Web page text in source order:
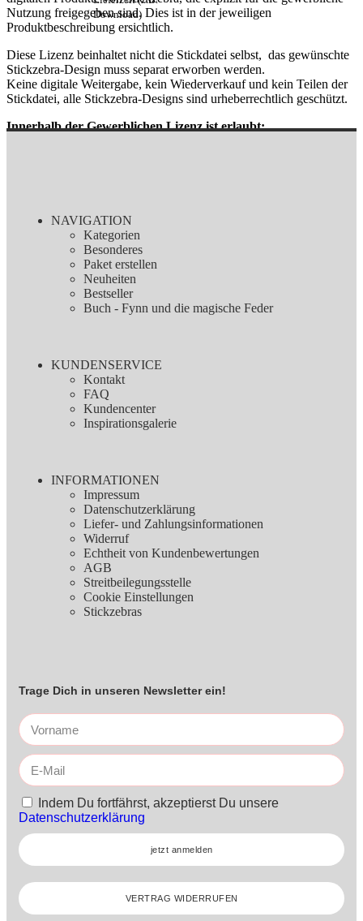
Nutzung freigegeben sind. Dies ist in der jeweiligen
Produktbeschreibung ersichtlich.
Diese Lizenz beinhaltet nicht die Stickdatei selbst, das gewünschte
Stickzebra-Design muss separat erworben werden.
Keine digitale Weitergabe, kein Wiederverkauf und kein Teilen der
Stickdatei, alle Stickzebra-Designs sind urheberrechtlich geschützt.
Innerhalb der Gewerblichen Lizenz ist erlaubt:
sollen.
Innerhalb der Gewerblichen Lizenz ist nicht erlaubt:
Verkauf und verschenken des digitalen Produkts.
Sämtliche Änderungen an den Stickdateien sind verboten.
Nutzung des Designs für jegliche andere Maschinen wie z. B.
wir uns gezwungen, anwaltlich dagegen vorzugehen.
Sämtliche Verwendung unserer Stickzebradesigns erfolgt in eigener
Verantwortung und Stickzebra übernimmt keinerlei Haftung für
Schäden in aller Art.
Download)
NAVIGATION
Kategorien
Besonderes
Paket erstellen
Neuheiten
Bestseller
Buch - Fynn und die magische Feder
KUNDENSERVICE
Kontakt
FAQ
Kundencenter
Inspirationsgalerie
INFORMATIONEN
Impressum
Datenschutzerklärung
Liefer- und Zahlungsinformationen
Widerruf
Echtheit von Kundenbewertungen
AGB
Streitbeilegungsstelle
Cookie Einstellungen
Stickzebras
Trage Dich in unseren Newsletter ein!
Indem Du fortfährst, akzeptierst Du unsere
Datenschutzerklärung
jetzt anmelden
VERTRAG WIDERRUFEN